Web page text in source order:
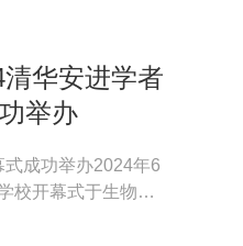
华安进学者
举办
式成功举办2024年6
校开幕式于生物医